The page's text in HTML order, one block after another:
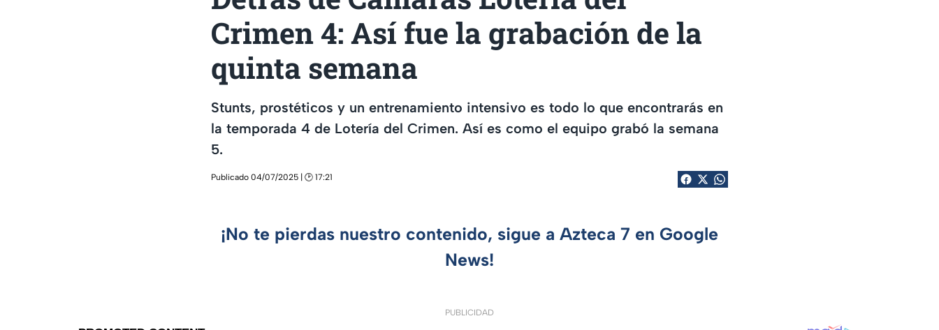
Crimen 4: Así fue la grabación de la
quinta semana
Stunts, prostéticos y un entrenamiento intensivo es todo lo que encontrarás en
la temporada 4 de Lotería del Crimen. Así es como el equipo grabó la semana
5.
Publicado 04/07/2025 | 🕑 17:21
¡No te pierdas nuestro contenido, sigue a Azteca 7 en Google
News!
PUBLICIDAD